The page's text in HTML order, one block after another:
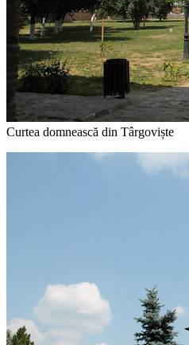
Curtea domnească din Târgoviște